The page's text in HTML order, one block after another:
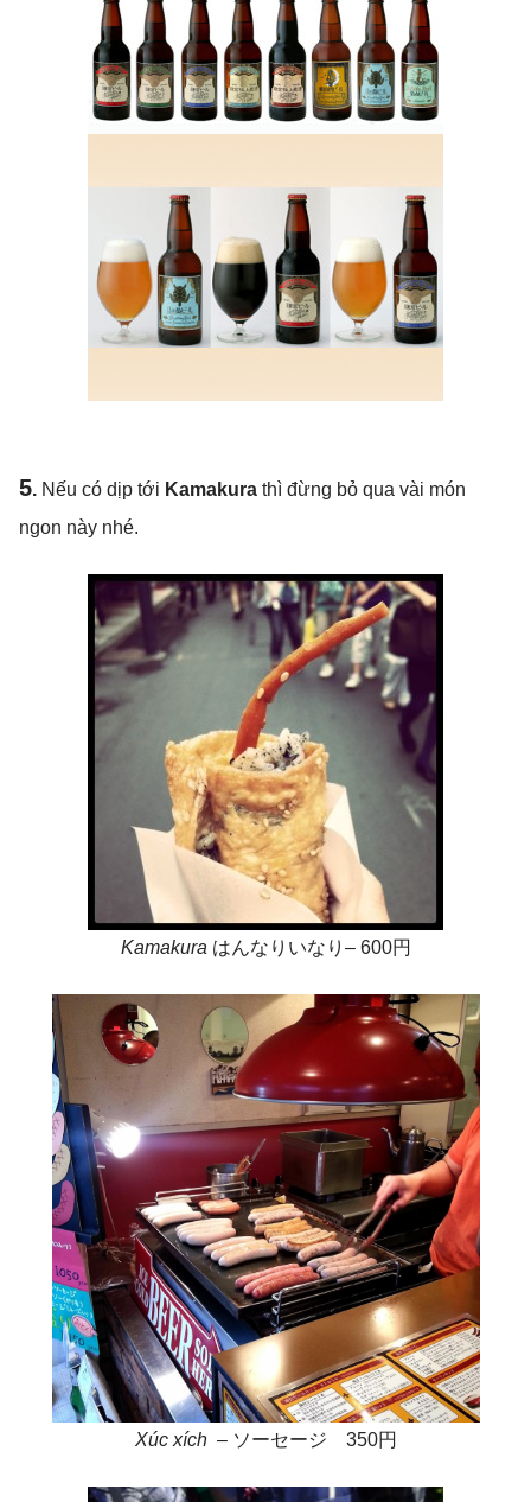
5. Nếu có dịp tới Kamakura thì đừng bỏ qua vài món
ngon này nhé.
Kamakura はんなりいなり – 600円
Xúc xích– ソーセージ 350円